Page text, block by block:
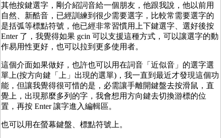
其他按鍵選字，剛介紹詞音給一個朋友，他跟我說，他以前用
自然、新酷音，已經訓練到很少需要選字，比較常需要選字的
是括弧等標點符號，他已經非常習慣用上下鍵選字、選好後按
Enter 了，我覺得如果 gcin 可以支援這種方式，可以讓選字的動
作易用性更好，也可以拉到更多使用者。
這個介面如果做好，也許也可以用在詞音「近似音」的選字選
單上(按方向鍵「上」出現的選單)，我一直到最近才發現這個功
能，但讓我覺得很可惜的是，必需讓手離開鍵盤去按滑鼠，直
覺上，出現那麼多列的字，我會想用方向鍵去切換游標的位
置，再按 Enter 讓字進入編輯區。
也可以用在螢幕鍵盤、標點符號上。